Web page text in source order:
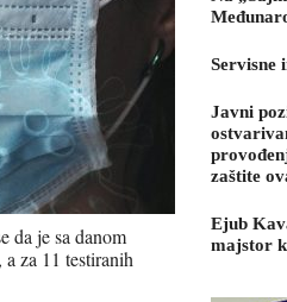
da je sa danom
za 11 testiranih
Servisne
Javni
zaštite
Ejub
majstor